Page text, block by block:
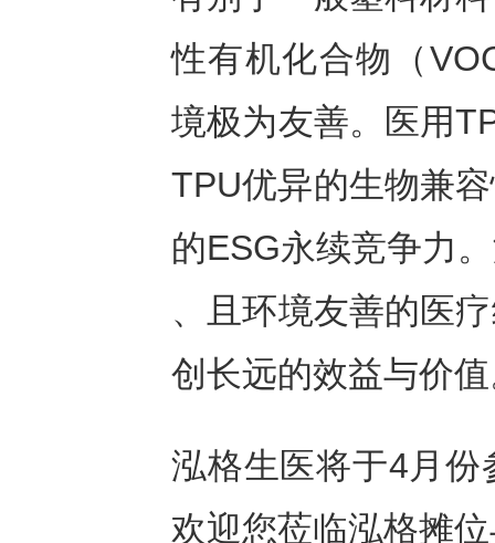
性有机化合物（
境极为友善。医用
TPU优异的生物兼
的ESG永续竞争力
、且环境友善的医
创长远的效益与价
泓格生医将于4月
欢迎您莅临泓格摊